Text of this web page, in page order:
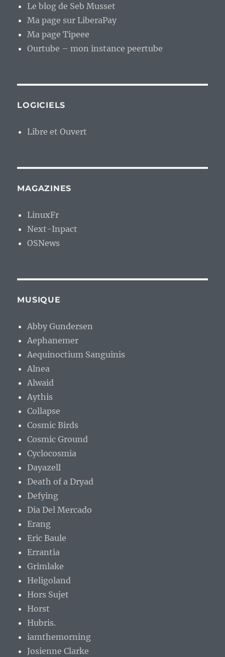
Le blog de Seb Musset
Ma page sur LiberaPay
Ma page Tipeee
Ourtube – mon instance peertube
LOGICIELS
Libre et Ouvert
MAGAZINES
LinuxFr
Next-Inpact
OSNews
MUSIQUE
Abby Gundersen
Aephanemer
Aequinoctium Sanguinis
Alnea
Alwaid
Aythis
Collapse
Cosmic Birds
Cosmic Ground
Cyclocosmia
Dayazell
Death of a Dryad
Defying
Dia Del Mercado
Erang
Eric Baule
Errantia
Grimlake
Heligoland
Hors Sujet
Horst
Hubris.
iamthemorning
Josienne Clarke